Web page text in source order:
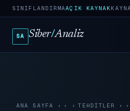
SINIFLANDIRMAAÇIK KAYNAK
SA Siber/Analiz
ANA SAYFA › TEHDITLER ›